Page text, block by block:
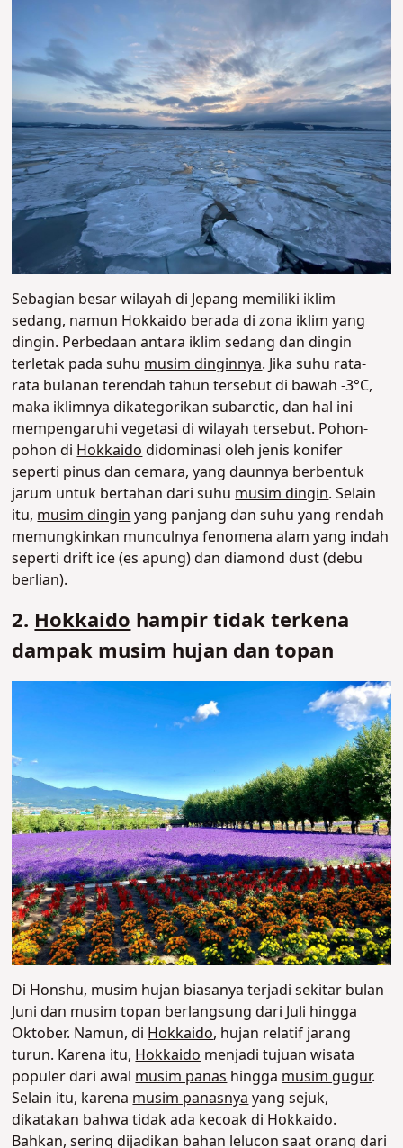
Sebagian besar wilayah di Jepang memiliki iklim
sedang, namunHokkaidoberada di zona iklim yang
dingin. Perbedaan antara iklim sedang dan dingin
terletak pada suhumusim dinginnya. Jika suhu rata-
rata bulanan terendah tahun tersebut di bawah -3°C,
maka iklimnya dikategorikan subarctic, dan hal ini
mempengaruhi vegetasi di wilayah tersebut. Pohon-
pohon diHokkaidodidominasi oleh jenis konifer
seperti pinus dan cemara, yang daunnya berbentuk
jarum untuk bertahan dari suhumusim dingin. Selain
itu,musim dinginyang panjang dan suhu yang rendah
memungkinkan munculnya fenomena alam yang indah
seperti drift ice (es apung) dan diamond dust (debu
berlian).
2.Hokkaidohampir tidak terkena
dampak musim hujan dan topan
Di Honshu, musim hujan biasanya terjadi sekitar bulan
Juni dan musim topan berlangsung dari Juli hingga
Oktober. Namun, di Hokkaido, hujan relatif jarang
turun. Karena itu, Hokkaido menjadi tujuan wisata
populer dari awal musim panas hingga musim gugur.
Selain itu, karena musim panasnya yang sejuk,
dikatakan bahwa tidak ada kecoak di Hokkaido.
Bahkan, sering dijadikan bahan lelucon saat orang dari